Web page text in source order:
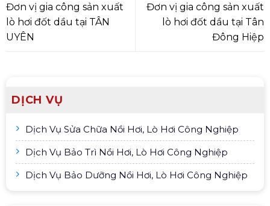
DỊCH VỤ
Dịch Vụ Sửa Chữa Nồi Hơi, Lò Hơi Công Nghiệp
Dịch Vụ Bảo Trì Nồi Hơi, Lò Hơi Công Nghiệp
Dịch Vụ Bảo Dưỡng Nồi Hơi, Lò Hơi Công Nghiệp
Đơn vị gia công sản xuất
lò hơi đốt dầu tại TÂN
UYÊN
Đơn vị gia công sản xuất
lò hơi đốt dầu tại Tân
Đông Hiệp